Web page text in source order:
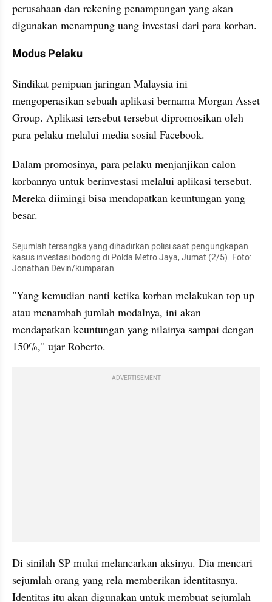
perusahaan dan rekening penampungan yang akan
digunakan menampung uang investasi dari para korban.
Modus Pelaku
Sindikat penipuan jaringan Malaysia ini
mengoperasikan sebuah aplikasi bernama Morgan Asset
Group. Aplikasi tersebut tersebut dipromosikan oleh
para pelaku melalui media sosial Facebook.
Dalam promosinya, para pelaku menjanjikan calon
korbannya untuk berinvestasi melalui aplikasi tersebut.
Mereka diimingi bisa mendapatkan keuntungan yang
besar.
Sejumlah tersangka yang dihadirkan polisi saat pengungkapan
kasus investasi bodong di Polda Metro Jaya, Jumat (2/5). Foto:
Jonathan Devin/kumparan
"Yang kemudian nanti ketika korban melakukan top up
atau menambah jumlah modalnya, ini akan
mendapatkan keuntungan yang nilainya sampai dengan
150%," ujar Roberto.
ADVERTISEMENT
Di sinilah SP mulai melancarkan aksinya. Dia mencari
sejumlah orang yang rela memberikan identitasnya.
Identitas itu akan digunakan untuk membuat sejumlah